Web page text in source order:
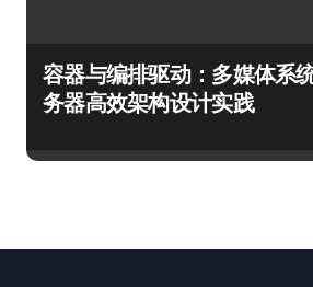
容器与编排驱动：多媒体系
务器高效架构设计实践